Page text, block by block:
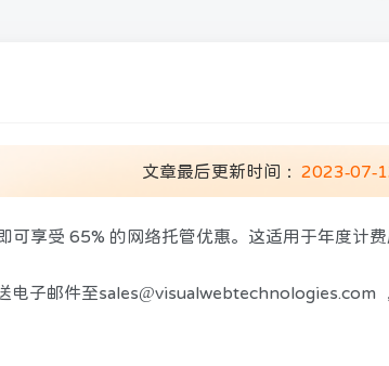
文章最后更新时间： 2023-07-
可享受 65% 的网络托管优惠。这适用于年度计
电子邮件至sales@visualwebtechnologies.com